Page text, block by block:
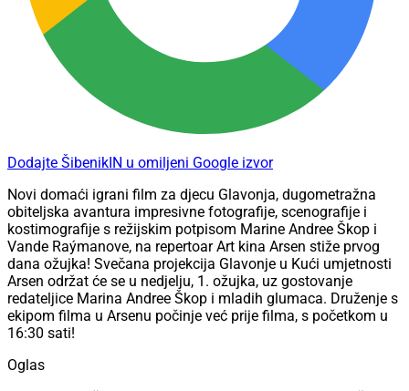
Dodajte ŠibenikIN u omiljeni Google izvor
Novi domaći igrani film za djecu Glavonja, dugometražna
obiteljska avantura impresivne fotografije, scenografije i
kostimografije s režijskim potpisom Marine Andree Škop i
Vande Raýmanove, na repertoar Art kina Arsen stiže prvog
dana ožujka! Svečana projekcija Glavonje u Kući umjetnosti
Arsen održat će se u nedjelju, 1. ožujka, uz gostovanje
redateljice Marina Andree Škop i mladih glumaca. Druženje s
ekipom filma u Arsenu počinje već prije filma, s početkom u
16:30 sati!
Oglas